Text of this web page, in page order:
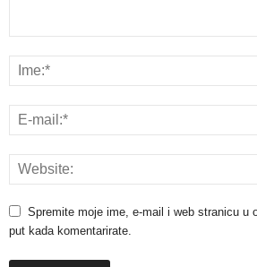
Spremite moje ime, e-mail i web stranicu u
put kada komentarirate.